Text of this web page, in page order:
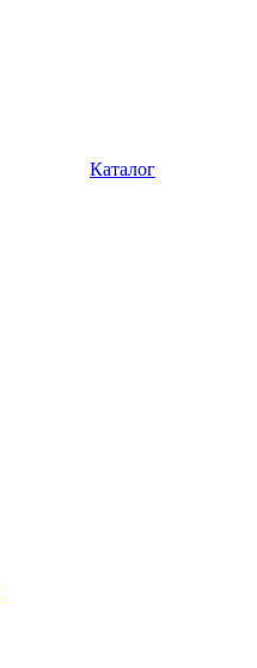
Каталог